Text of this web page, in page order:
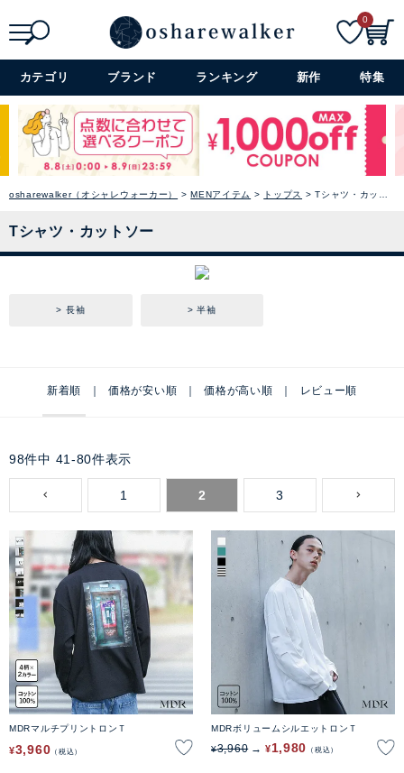
詳細検索+
0
カテゴリ ブランド ランキング 新作 特集
osharewalker（オシャレウォーカー） MENアイテム トップス Tシャツ・カットソー
Tシャツ・カットソー
長袖 半袖
新着順 価格が安い順 価格が高い順 レビュー順
98件中 41 -80件表示
1 2 3
MDRマルチプリントロンＴ
¥3,960 税込
MDRボリュームシルエットロンＴ
¥3,960 ¥1,980 税込